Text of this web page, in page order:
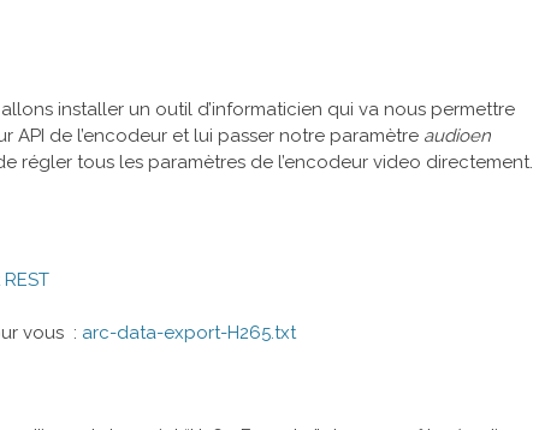
installer un outil d’informaticien qui va nous permettre
de l’encodeur et lui passer notre paramètre audioen
régler tous les paramètres de l’encodeur video directement.
vous : arc-data-export-H265.txt